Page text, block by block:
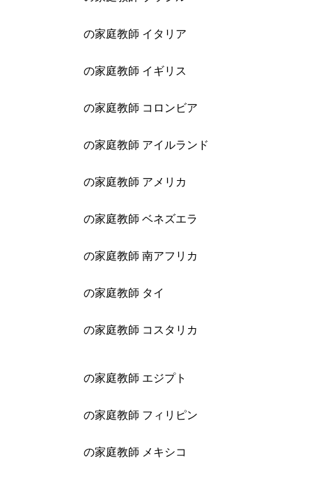
の家庭教師 イタリア
の家庭教師 イギリス
の家庭教師 コロンビア
の家庭教師 アイルランド
の家庭教師 アメリカ
の家庭教師 ベネズエラ
の家庭教師 南アフリカ
の家庭教師 タイ
の家庭教師 コスタリカ
の家庭教師 エジプト
の家庭教師 フィリピン
の家庭教師 メキシコ